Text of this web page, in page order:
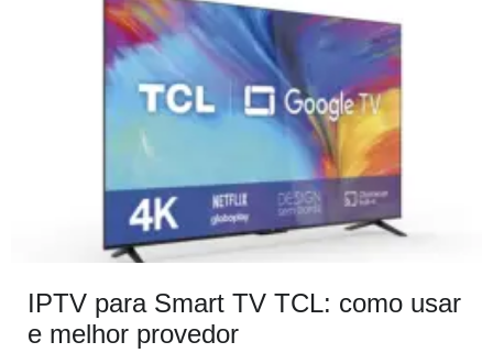
IPTV para Smart TV TCL: como usar
e melhor provedor